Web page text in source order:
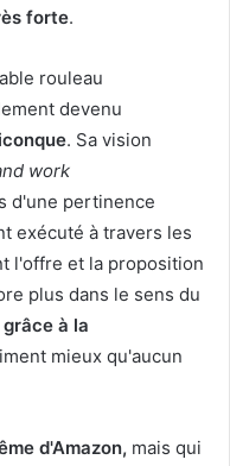
forte.
rouleau
devenu
. Sa vision
work
d'une pertinence
exécuté à travers les
l'offre et la proposition
plus dans le sens du
à la
mieux qu'aucun
d'Amazon, mais qui